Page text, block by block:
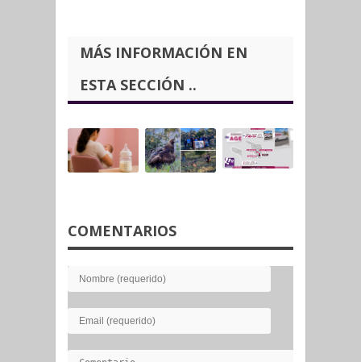
MÁS INFORMACIÓN EN
ESTA SECCIÓN ..
COMENTARIOS